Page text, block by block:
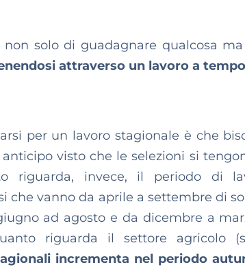
solo di guadagnare qualcosa
attraverso un lavoro a
per un lavoro stagionale è che
visto che le selezioni si
riguarda, invece, il periodo di
che vanno da aprile a settembre di
ad agosto e da dicembre a
riguarda il settore agricolo
incrementa nel periodo